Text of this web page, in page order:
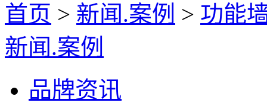
首页 > 新闻.案例 > 功能
新闻.案例
品牌资讯